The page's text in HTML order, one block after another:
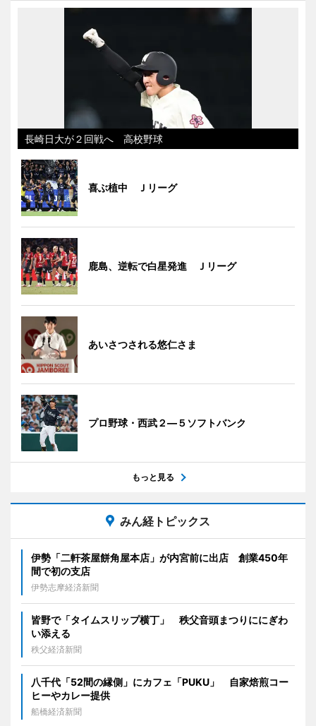
長崎日大が２回戦へ 高校野球
喜ぶ植中 Ｊリーグ
鹿島、逆転で白星発進 Ｊリーグ
あいさつされる悠仁さま
プロ野球・西武２―５ソフトバンク
もっと見る
みん経トピックス
伊勢「二軒茶屋餅角屋本店」が内宮前に出店 創業450年
間で初の支店
伊勢志摩経済新聞
皆野で「タイムスリップ横丁」 秩父音頭まつりににぎわ
い添える
秩父経済新聞
八千代「52間の縁側」にカフェ「PUKU」 自家焙煎コー
ヒーやカレー提供
船橋経済新聞